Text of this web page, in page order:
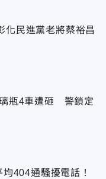
民進黨老將蔡裕昌
瓶4車遭砸 警鎖定
404通騷擾電話！